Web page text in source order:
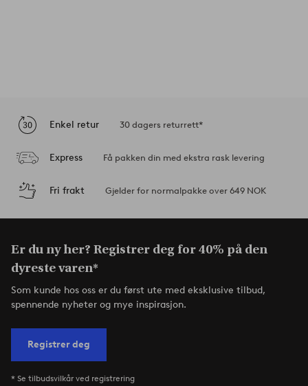
Enkel retur 30 dagers returrett*
Express Få pakken din med ekstra rask levering
Fri frakt Gjelder for normalpakke over 649 NOK
Er du ny her? Registrer deg for 40% på den
dyreste varen*
Som kunde hos oss er du først ute med eksklusive tilbud,
spennende nyheter og mye inspirasjon.
Registrer deg
* Se tilbudsvilkår ved registrering